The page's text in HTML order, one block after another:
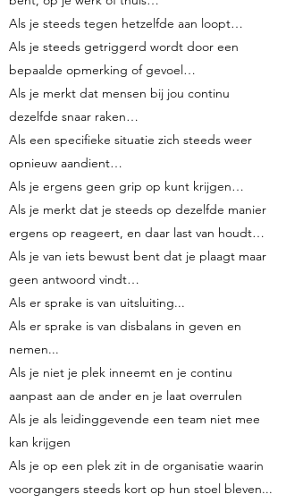
Als je steeds tegen hetzelfde aan loopt…
Als je steeds getriggerd wordt door een
bepaalde opmerking of gevoel…
Als je merkt dat mensen bij jou continu
dezelfde snaar raken…
Als een specifieke situatie zich steeds weer
opnieuw aandient…
Als je ergens geen grip op kunt krijgen…
Als je merkt dat je steeds op dezelfde manier
ergens op reageert, en daar last van houdt…
Als je van iets bewust bent dat je plaagt maar
geen antwoord vindt…
Als er sprake is van uitsluiting...
Als er sprake is van disbalans in geven en
nemen...
Als je niet je plek inneemt en je continu
aanpast aan de ander en je laat overrulen
Als je als leidinggevende een team niet mee
kan krijgen
Als je op een plek zit in de organisatie waarin
voorgangers steeds kort op hun stoel bleven...